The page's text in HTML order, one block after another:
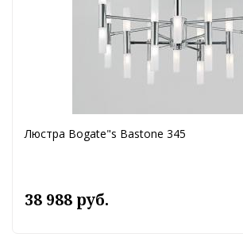
Люстра Bogate"s Bastone 345
38 988 руб.